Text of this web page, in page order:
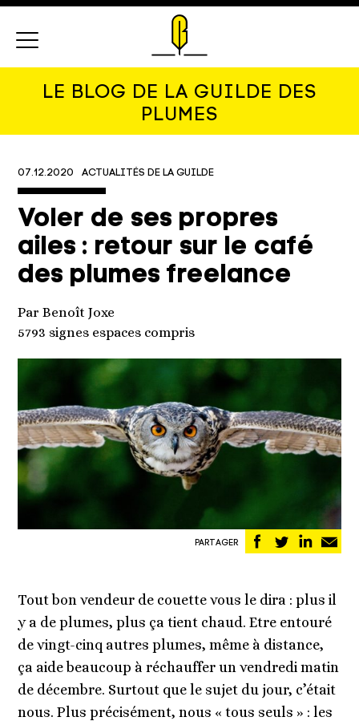
LE BLOG DE LA GUILDE DES
PLUMES
07.12.2020 ACTUALITÉS DE LA GUILDE
Voler de ses propres
ailes : retour sur le café
des plumes freelance
Par Benoît Joxe
5793 signes espaces compris
PARTAGER
Partager
sur
Partager
sur sur
Tout bon vendeur de couette vous le dira : plus il
y a de plumes, plus ça tient chaud. Etre entouré
de vingt-cinq autres plumes, même à distance,
ça aide beaucoup à réchauffer un vendredi matin
de décembre. Surtout que le sujet du jour, c’était
nous. Plus précisément, nous « tous seuls » : les